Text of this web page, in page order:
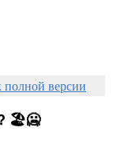
полной версии
🏖🥶